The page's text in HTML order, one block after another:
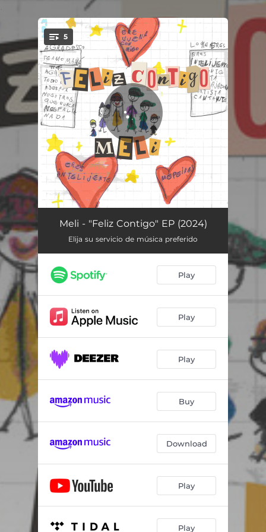
You're all set!
5
FELIZ CONTIGO 03:48
POR SIEMPRE 03:27
EVOLUCIÓN 02:43
PRIMAVERA 03:38
Meli - "Feliz Contigo" EP (2024)
Elija su servicio de música preferido
Play
Play
Play
Buy
Download
Play
Play